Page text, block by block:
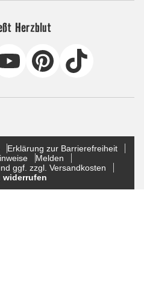
Herzblut
Erklärung zur Barrierefreiheit
Melden
ggf. zzgl. Versandkosten
widerrufen